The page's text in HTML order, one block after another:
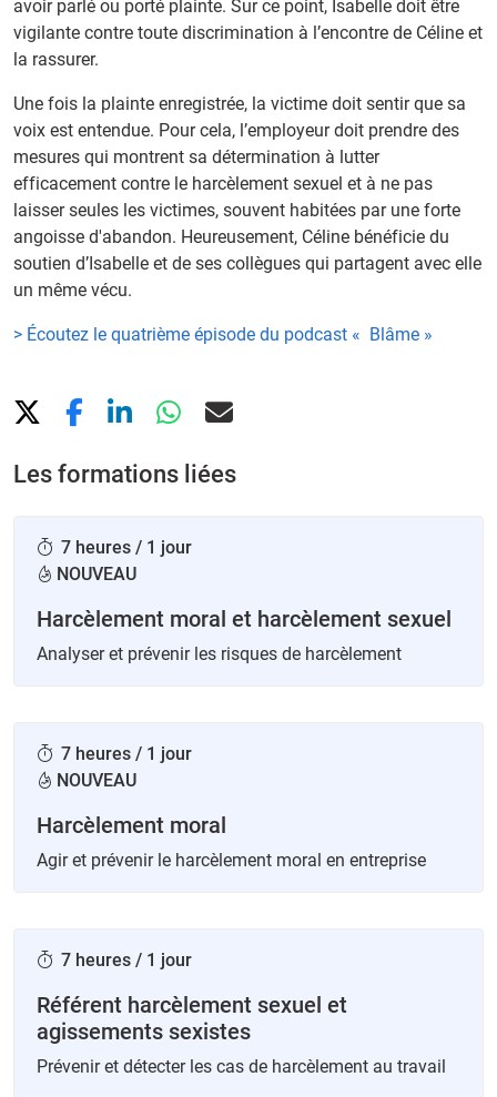
avoir parlé ou porté plainte. Sur ce point, Isabelle doit être
vigilante contre toute discrimination à l’encontre de Céline et
la rassurer.
Une fois la plainte enregistrée, la victime doit sentir que sa
voix est entendue. Pour cela, l’employeur doit prendre des
mesures qui montrent sa détermination à lutter
efficacement contre le harcèlement sexuel et à ne pas
laisser seules les victimes, souvent habitées par une forte
angoisse d'abandon. Heureusement, Céline bénéficie du
soutien d’Isabelle et de ses collègues qui partagent avec elle
un même vécu.
> Écoutez le quatrième épisode du podcast « Blâme »
Les formations liées
7 heures / 1 jour
NOUVEAU
Harcèlement moral et harcèlement sexuel
Analyser et prévenir les risques de harcèlement
7 heures / 1 jour
NOUVEAU
Harcèlement moral
Agir et prévenir le harcèlement moral en entreprise
7 heures / 1 jour
Référent harcèlement sexuel et
agissements sexistes
Prévenir et détecter les cas de harcèlement au travail